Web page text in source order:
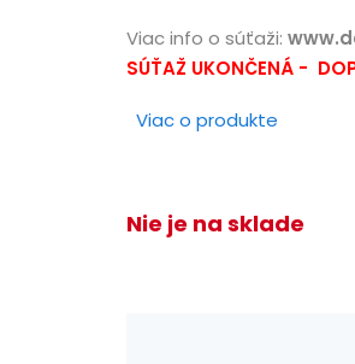
Viac info o súťaži:
SÚŤAŽ UKONČENÁ -
Viac o produkte
Nie je na sklade